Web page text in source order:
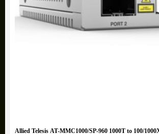
Allied Telesis AT-MMC1000/SP-960 1000T to 100/